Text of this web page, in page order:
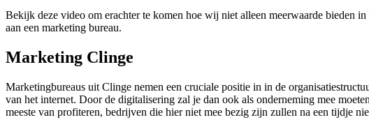
Bekijk deze video om erachter te komen hoe wij niet alleen meerwaarde bieden
aan een marketing bureau.
Marketing Clinge
Marketingbureaus uit Clinge nemen een cruciale positie in in de
van het internet. Door de digitalisering zal je dan ook als onderneming mee
meeste van profiteren, bedrijven die hier niet mee bezig zijn zullen na een tijdje